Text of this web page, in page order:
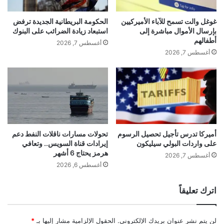
وبينت أنه وبينما كانت الشرطة على وشك إلقاء
القبض على المتهم وهو في العشرينات من عمره،
تطورت الأحداث بالمكان ما جعل الشرطة تطلق
النار على الشاب وقد لقي حتفه.
وأكدت الشرطة السويدية أنها عثرت على جثة
امرأة تبلغ من العمر 55 عاما فيما نقل شخصان
ولفتت إلى أن الشرطة تجري تحقيقا في الحادثة
ذ
ه
ت
ع
ا
ي
م
أ
ا
ي
م
ر
خَ
ت
و
ل
م
غوغل والت تسمح للآباء الأميركيين
بإرسال الأموال مباشرة إلى
أطفالهم
أغسطس 7, 2026
الحكومة البريطانية الجديدة ترفض
استبعاد زيادة الضرائب على البنوك
أغسطس 7, 2026
أميركا تدرس تأجيل تحصيل الرسوم
على واردات البولي سيليكون
أغسطس 7, 2026
تحولات مسارات ناقلات النفط دعم
إيرادات قناة السويس.. وتعافي
هرمز يحتاج 6 أشهر
أغسطس 6, 2026
اترك تعليقاً
لن يتم نشر عنوان بريدك الإلكتروني. الحقول الإلزامية مشار إليها بـ*